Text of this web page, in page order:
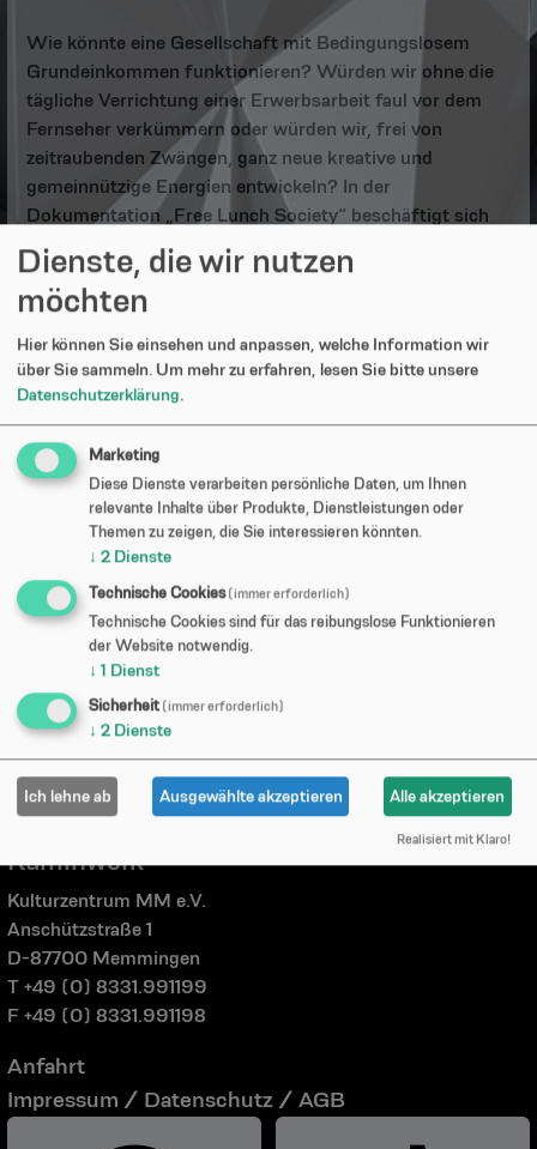
Wie könnte eine Gesellschaft mit Bedingungslosem
Grundeinkommen funktionieren? Würden wir ohne die
tägliche Verrichtung einer Erwerbsarbeit faul vor dem
Fernseher verkümmern oder würden wir, frei von
zeitraubenden Zwängen, ganz neue kreative und
gemeinnützige Energien entwickeln? In der
Dokumentation „Free Lunch Society“ beschäftigt sich
Filmemacher Christian Tod mit den Möglichkeiten und
Hintergründen des Bedingungslosen Grundeinkommens,
das vor wenigen Jahren noch als völlige Utopie galt,
Christian Tod spricht mit Vertretern aus Politik,
Wissenschaft und Wirtschaft über die Gründe für das
Lösungsansätze – eben auch das Grundeinkommen,
dessen Idee er rund um den Globus nachspürt. Der Film
wird übrigens im Rahmen der Veranstaltungsreihe „Was
heißt hier bedingungsloses Grundeinkommen“ gezeigt.
Dazu gibt es eine Ausstellung in der Memminger
Stadtbibliothek. Diese läuft vom 5. bis 28. November.
Ab 19 Uhr gibt es wie immer Sushi - Schüler und
Studenten zahlen keinen Eintritt.
Kaminwerk
Kulturzentrum MM e.V.
Anschützstraße 1
D-87700 Memmingen
T +49 (0) 8331.991199
F +49 (0) 8331.991198
Anfahrt
Impressum / Datenschutz / AGB
Dienste, die wir nutzen
möchten
Hier können Sie einsehen und anpassen, welche Information wir
über Sie sammeln. Um mehr zu erfahren, lesen Sie bitte unsere
Datenschutzerklärung.
Marketing
Diese Dienste verarbeiten persönliche Daten, um Ihnen
relevante Inhalte über Produkte, Dienstleistungen oder
Themen zu zeigen, die Sie interessieren könnten.
↓ 2 Dienste
Technische Cookies (immer erforderlich)
Technische Cookies sind für das reibungslose Funktionieren
der Website notwendig.
↓ 1 Dienst
Sicherheit (immer erforderlich)
↓ 2 Dienste
Ich lehne ab Ausgewählte akzeptieren Alle akzeptieren
Realisiert mit Klaro!